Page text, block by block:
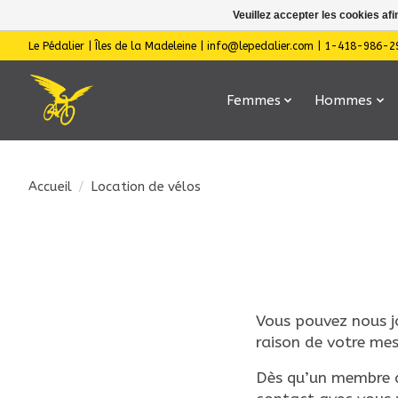
Le Pédalier | Îles de la Madeleine | info@lepedalier.com | 1-418-986-
Femmes Hommes
Accueil / Location de vélos
Vous pouvez
raison de votre
Dès qu’un
Veuillez accepter les cookies